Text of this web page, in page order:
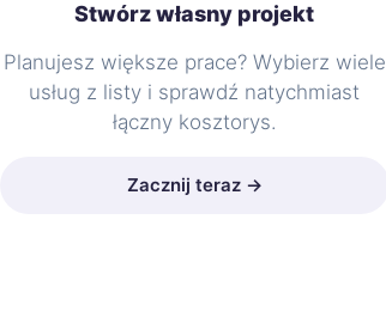
Stwórz własny projekt
Planujesz większe prace? Wybierz wiele
usług z listy i sprawdź natychmiast
łączny kosztorys.
Zacznij teraz →